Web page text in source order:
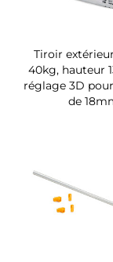
Tiroir
40kg, hauteur
réglage 3D
de